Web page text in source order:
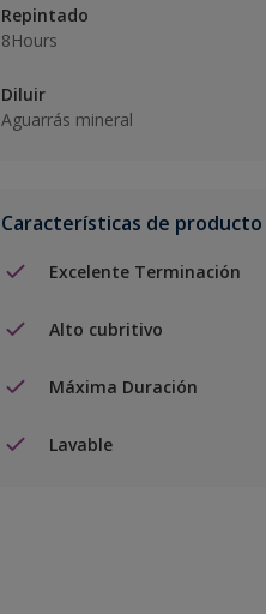
Repintado
8Hours
Diluir
Aguarrás mineral
Características de producto
Excelente Terminación
Alto cubritivo
Máxima Duración
Lavable